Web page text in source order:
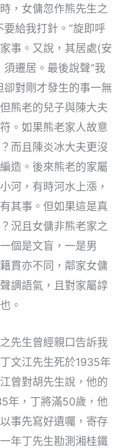
，女傭忽作熊先生之
給我打針。”旋即呼
事。又說，其居處(安
遷居。最後說聲“我
卻對剛才發生的事一無
熊老的兒子與陳大夫
。如果熊老家人故意
而且陳炎冰大夫更沒
造。後來熊老的家屬
河，有時河水上漲，
其事。但如果這是真
況且女傭非熊老家之
個是文盲，一是男
貫亦不同，鄰家女傭
調語氣，且對家屬諄
。
先生曾經親口告訴我
文江先生死於1935年
曾對胡先生說，他的
年，丁將滿50歲，他
事先寫好遺囑，寄存
年丁先生勘測湘桂鐵